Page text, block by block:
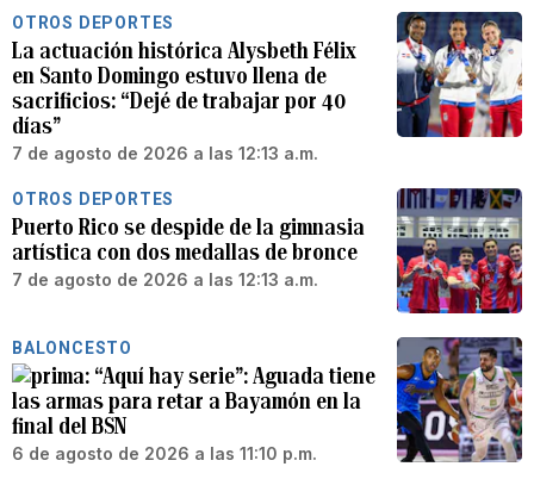
OTROS DEPORTES
La actuación histórica Alysbeth Félix
en Santo Domingo estuvo llena de
sacrificios: “Dejé de trabajar por 40
días”
7 de agosto de 2026 a las 12:13 a.m.
OTROS DEPORTES
Puerto Rico se despide de la gimnasia
artística con dos medallas de bronce
7 de agosto de 2026 a las 12:13 a.m.
BALONCESTO
“Aquí hay serie”: Aguada tiene
las armas para retar a Bayamón en la
final del BSN
6 de agosto de 2026 a las 11:10 p.m.